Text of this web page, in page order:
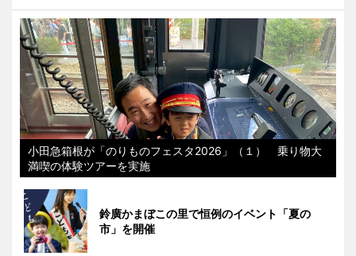
小田急箱根が「のりものフェスタ2026」（１） 乗り物大
満喫の体験ツアーを実施
鈴廣かまぼこの里で恒例のイベント「夏の
市」を開催